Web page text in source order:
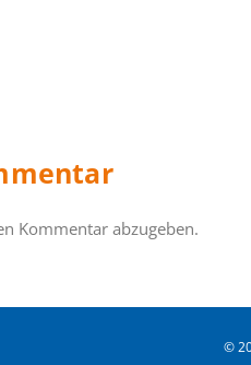
Kommentar abzugeben.
©